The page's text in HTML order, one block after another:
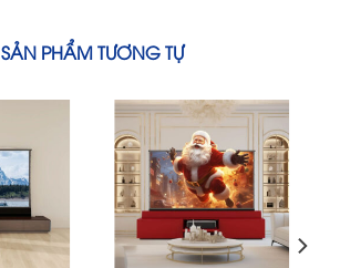
SẢN PHẨM TƯƠNG TỰ